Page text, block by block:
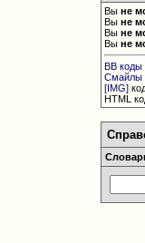
Выне
Выне
Выне
Выне
BB коды
Смайлы
[IMG]
HTML